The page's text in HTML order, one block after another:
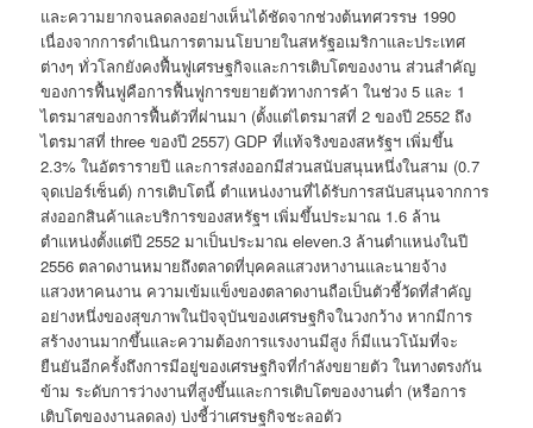
และความยากจนลดลงอย่างเห็นได้ชัดจากช่วงต้นทศวรรษ 1990
เนื่องจากการดำเนินการตามนโยบายในสหรัฐอเมริกาและประเทศ
ต่างๆ ทั่วโลกยังคงฟื้นฟูเศรษฐกิจและการเติบโตของงาน ส่วนสำคัญ
ของการฟื้นฟูคือการฟื้นฟูการขยายตัวทางการค้า ในช่วง 5 และ 1
ไตรมาสของการฟื้นตัวที่ผ่านมา (ตั้งแต่ไตรมาสที่ 2 ของปี 2552 ถึง
ไตรมาสที่ three ของปี 2557) GDP ที่แท้จริงของสหรัฐฯ เพิ่มขึ้น
2.3% ในอัตรารายปี และการส่งออกมีส่วนสนับสนุนหนึ่งในสาม (0.7
จุดเปอร์เซ็นต์) การเติบโตนี้ ตำแหน่งงานที่ได้รับการสนับสนุนจากการ
ส่งออกสินค้าและบริการของสหรัฐฯ เพิ่มขึ้นประมาณ 1.6 ล้าน
ตำแหน่งตั้งแต่ปี 2552 มาเป็นประมาณ eleven.3 ล้านตำแหน่งในปี
2556 ตลาดงานหมายถึงตลาดที่บุคคลแสวงหางานและนายจ้าง
แสวงหาคนงาน ความเข้มแข็งของตลาดงานถือเป็นตัวชี้วัดที่สำคัญ
อย่างหนึ่งของสุขภาพในปัจจุบันของเศรษฐกิจในวงกว้าง หากมีการ
สร้างงานมากขึ้นและความต้องการแรงงานมีสูง ก็มีแนวโน้มที่จะ
ยืนยันอีกครั้งถึงการมีอยู่ของเศรษฐกิจที่กำลังขยายตัว ในทางตรงกัน
ข้าม ระดับการว่างงานที่สูงขึ้นและการเติบโตของงานต่ำ (หรือการ
เติบโตของงานลดลง) บ่งชี้ว่าเศรษฐกิจชะลอตัว